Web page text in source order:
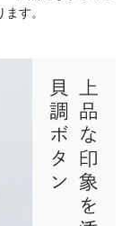
す。